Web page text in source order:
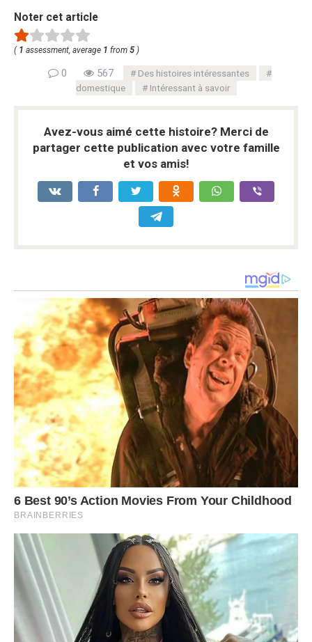
Noter cet article
( 1 assessment, average 1 from 5 )
0 567
Des histoires intéressantes
domestique
Intéressant à savoir
Avez-vous aimé cette histoire? Merci de
partager cette publication avec votre famille
et vos amis!